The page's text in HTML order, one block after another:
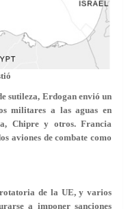
sutileza, Erdogan envió un
militares a las aguas en
Chipre y otros. Francia
aviones de combate como
de la UE, y varios
a imponer sanciones